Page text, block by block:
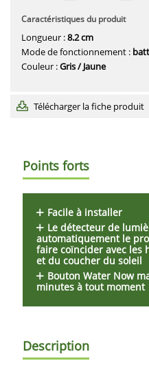
Caractéristiques du produit
Longueur :8.2 cm
Mode de fonctionnement :
Couleur :Gris / Jaune
Télécharger la fiche produit
Points forts
Facile à installer
Le détecteur de
automatiquement le
faire coïncider avec les
et du coucher du soleil
Bouton Water Now
minutes à tout moment
Description